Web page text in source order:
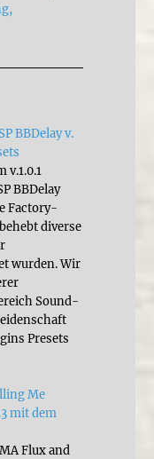
BBDelay v.
v.1.0.1
BBDelay
Factory-
diverse
wurden. Wir
Sound-
Presets
Me
mit dem
Flux and